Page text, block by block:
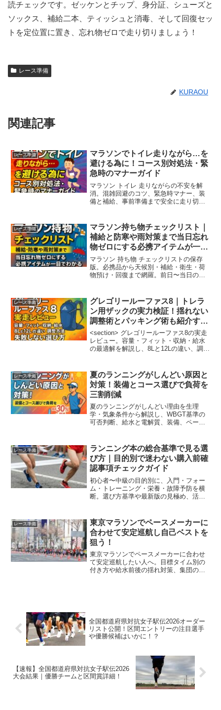
読チェックです。ゼッケンとチップ、身分証、シューズと
ソックス、補給二本、ティッシュと消毒、そして回復セッ
トを定位置に置き、忘れ物ゼロで走り切りましょう！
レース準備
KURAOU
関連記事
レース準備
マラソンでトイレ走りながら…を
避ける為に！コース別対処法・緊
急時のマナーガイド
マラソン トイレ 走りながらの不安を解
消。混雑回避のコツ、緊急時マナー、装
備と補給、事前準備まで安全に走り切る
レース準備
マラソン持ち物チェックリスト｜
補給と防寒や雨対策まで当日忘れ
物ゼロにする必携アイテムが一目
でわかる！
マラソン 持ち物 チェックリストの保存
版。必携品から天候別・補給・衛生・荷
物預け・回復まで網羅。前日〜当日の準
レース準備
グレゴリールーファス8｜トレラ
ン用ザックの実力検証！揺れない
調整術とパッキング術も紹介する
よ
<section> グレゴリールーファス8の実走
レビュー。容量・フィット・収納・給水
の最適解を解説し、8Lと12Lの違い、調整
レース準備
夏のランニングがしんどい原因と
対策！装備とコース選びで負荷を
三割削減
夏のランニングがしんどい理由を生理
学・気象条件から解説し、WBGT基準の
可否判断、給水と電解質、装備、ペース
走れる。
レース準備
ランニング本の総合基準で見る選
び方｜目的別で迷わない購入前確
認事項チェックガイド
初心者〜中級の目的別に、入門・フォー
ム・トレーニング・栄養・故障予防を横
断。選び方基準や最新版の見極め、活用
レース準備
東京マラソンでペースメーカーに
合わせて安定巡航し自己ベストを
狙う！
東京マラソンでペースメーカーに合わせ
て安定巡航したい人へ。目標タイム別の
付き方や給水前後の揺れ対策、集団の風
全国都道府県対抗女子駅伝2026オーダー
リスト公開！区間エントリーの注目選手
や優勝候補はいかに！？
【速報】全国都道府県対抗女子駅伝2026
大会結果｜優勝チームと区間賞詳細！